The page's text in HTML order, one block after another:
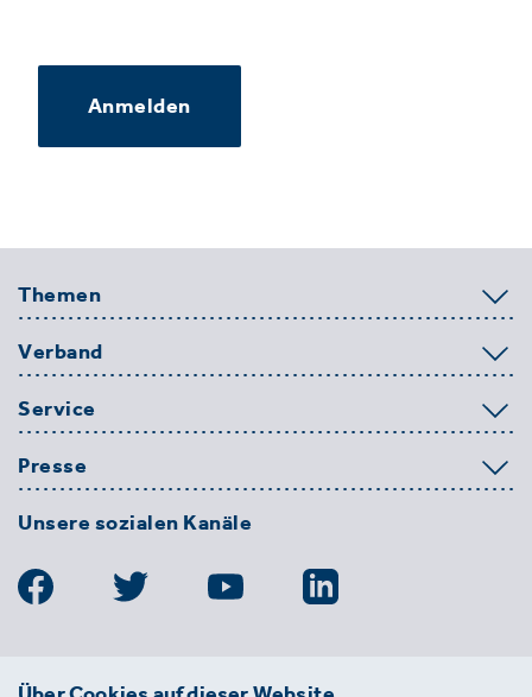
Anmelden
Themen
Verband
Service
Presse
Unsere sozialen Kanäle
BDE